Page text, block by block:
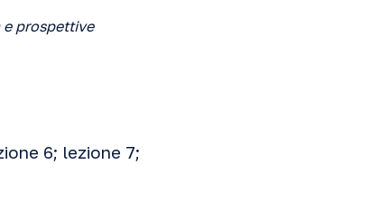
e prospettive
6; lezione 7;